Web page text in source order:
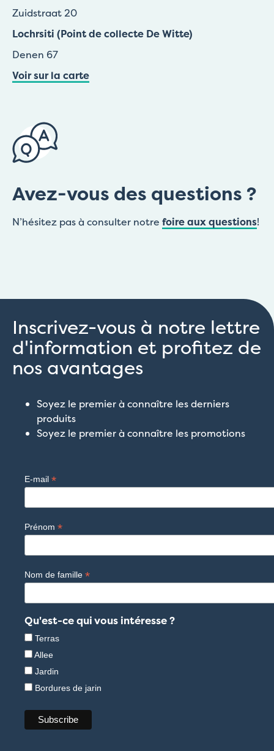
Zuidstraat 20
Lochrsiti (Point de collecte De Witte)
Denen 67
Voir sur la carte
Avez-vous des questions ?
N’hésitez pas à consulter notre foire aux questions!
Inscrivez-vous à notre lettre
d'information et profitez de
nos avantages
Soyez le premier à connaître les derniers
produits
Soyez le premier à connaître les promotions
E-mail *
Prénom *
Nom de famille *
Qu'est-ce qui vous intéresse ?
Terras
Allee
Jardin
Bordures de jarin